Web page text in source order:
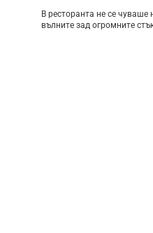
В ресторанта не се
вълните зад огромните